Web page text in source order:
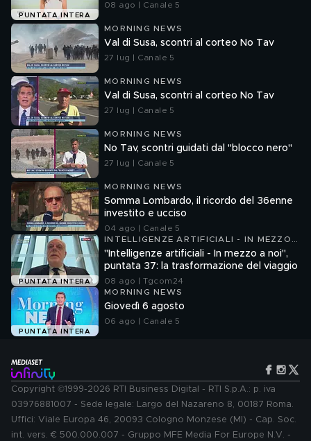
PUNTATA INTERA
08 ago | Canale 5
MORNING NEWS
Val di Susa, scontri al corteo No Tav
27 lug | Canale 5
MORNING NEWS
Val di Susa, scontri al corteo No Tav
27 lug | Canale 5
MORNING NEWS
No Tav, scontri guidati dal "blocco nero"
27 lug | Canale 5
MORNING NEWS
Somma Lombardo, il ricordo del 36enne
investito e ucciso
04 ago | Canale 5
PUNTATA INTERA
INTELLIGENZE ARTIFICIALI - IN MEZZO
A NOI
"Intelligenze artificiali - In mezzo a noi",
puntata 37: la trasformazione del viaggio
08 ago | Tgcom24
PUNTATA INTERA
MORNING NEWS
Giovedì 6 agosto
06 ago | Canale 5
Copyright ©1999-2026 RTI Business Digital - RTI S.p.A.: p. iva
03976881007 - Sede legale: Largo del Nazareno 8, 00187 Roma.
Uffici: Viale Europa 46, 20093 Cologno Monzese (MI) - Cap. Soc.
int. vers. € 500.000.007 - Gruppo MFE Media For Europe N.V. -